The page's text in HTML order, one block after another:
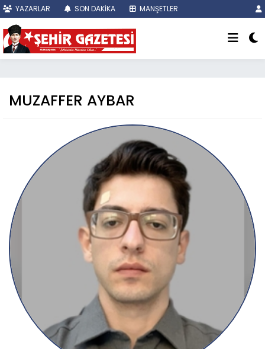
YAZARLAR SON DAKİKA MANŞETLER
MUZAFFER AYBAR